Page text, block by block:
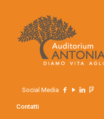
Social Media
Contatti